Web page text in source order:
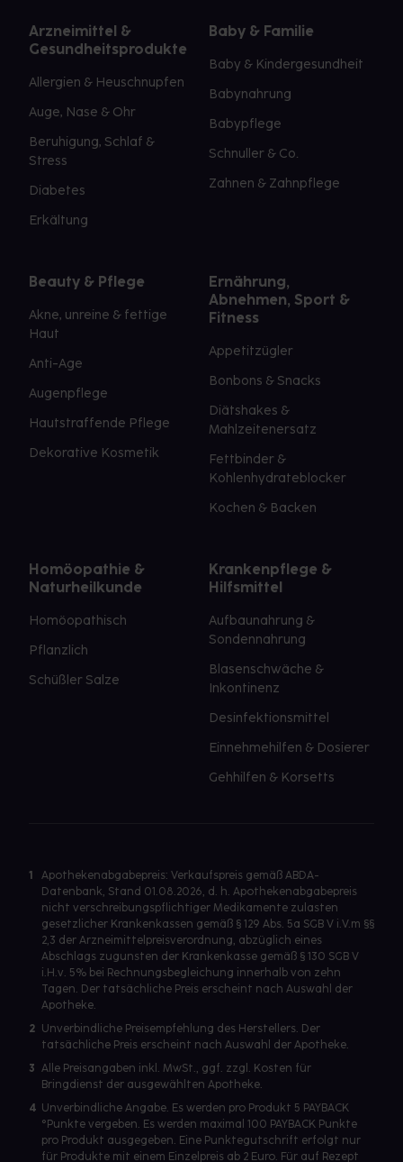
Arzneimittel &
Gesundheitsprodukte
Allergien & Heuschnupfen
Auge, Nase & Ohr
Beruhigung, Schlaf &
Stress
Diabetes
Erkältung
Baby & Familie
Baby & Kindergesundheit
Babynahrung
Babypflege
Schnuller & Co.
Zahnen & Zahnpflege
Beauty & Pflege
Akne, unreine & fettige
Haut
Anti-Age
Augenpflege
Hautstraffende Pflege
Dekorative Kosmetik
Ernährung,
Abnehmen, Sport &
Fitness
Appetitzügler
Bonbons & Snacks
Diätshakes &
Mahlzeitenersatz
Fettbinder &
Kohlenhydrateblocker
Kochen & Backen
Homöopathie &
Naturheilkunde
Homöopathisch
Pflanzlich
Schüßler Salze
Krankenpflege &
Hilfsmittel
Aufbaunahrung &
Sondennahrung
Blasenschwäche &
Inkontinenz
Desinfektionsmittel
Einnehmehilfen & Dosierer
Gehhilfen & Korsetts
1
Apothekenabgabepreis: Verkaufspreis gemäß ABDA-
Datenbank, Stand 01.08.2026, d. h. Apothekenabgabepreis
nicht verschreibungspflichtiger Medikamente zulasten
gesetzlicher Krankenkassen gemäß § 129 Abs. 5a SGB V i.V.m §§
2,3 der Arzneimittelpreisverordnung, abzüglich eines
Abschlags zugunsten der Krankenkasse gemäß § 130 SGB V
i.H.v. 5% bei Rechnungsbegleichung innerhalb von zehn
Tagen. Der tatsächliche Preis erscheint nach Auswahl der
Apotheke.
2 Unverbindliche Preisempfehlung des Herstellers. Der
tatsächliche Preis erscheint nach Auswahl der Apotheke.
3 Alle Preisangaben inkl. MwSt., ggf. zzgl. Kosten für
Bringdienst der ausgewählten Apotheke.
4 Unverbindliche Angabe. Es werden pro Produkt 5 PAYBACK
°Punkte vergeben. Es werden maximal 100 PAYBACK Punkte
pro Produkt ausgegeben. Eine Punktegutschrift erfolgt nur
für Produkte mit einem Einzelpreis ab 2 Euro. Für auf Rezept